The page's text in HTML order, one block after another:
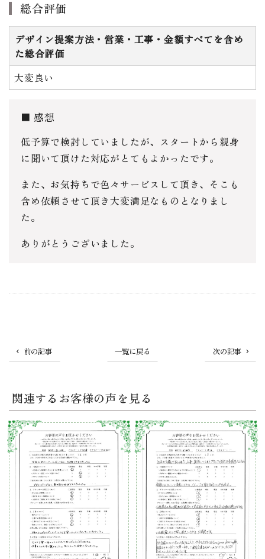
総合評価
デザイン提案方法・営業・工事・金額すべてを含め
た総合評価
大変良い
感想
低予算で検討していましたが、スタートから親身
に聞いて頂けた対応がとてもよかったです。
また、お気持ちで色々サービスして頂き、そこも
含め依頼させて頂き大変満足なものとなりまし
た。
ありがとうございました。
前の記事 一覧に戻る 次の記事
関連するお客様の声を見る